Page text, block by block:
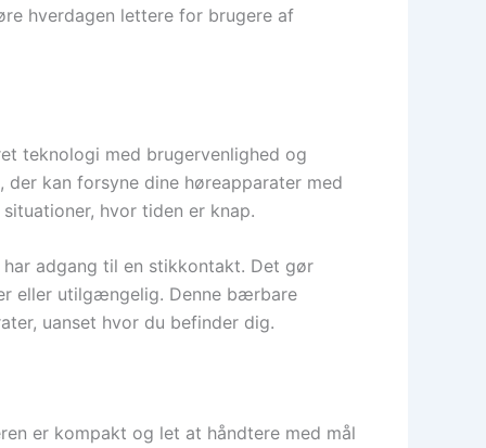
hverdagen lettere for brugere af
teknologi med brugervenlighed og
kan forsyne dine høreapparater med
hvor tiden er knap.
adgang til en stikkontakt. Det gør
eller utilgængelig. Denne bærbare
uanset hvor du befinder dig.
er kompakt og let at håndtere med mål